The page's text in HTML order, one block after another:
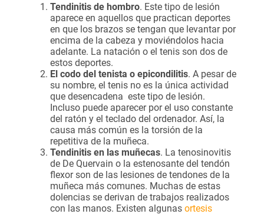
Tendinitis de hombro. Este tipo de lesión
aparece en aquellos que practican deportes
en que los brazos se tengan que levantar por
encima de la cabeza y moviéndolos hacia
adelante. La natación o el tenis son dos de
estos deportes.
El codo del tenista o epicondilitis. A pesar de
su nombre, el tenis no es la única actividad
que desencadena este tipo de lesión.
Incluso puede aparecer por el uso constante
del ratón y el teclado del ordenador. Así, la
causa más común es la torsión de la
repetitiva de la muñeca.
Tendinitis en las muñecas. La tenosinovitis
de De Quervain o la estenosante del tendón
flexor son de las lesiones de tendones de la
muñeca más comunes. Muchas de estas
dolencias se derivan de trabajos realizados
con las manos. Existen algunas ortesis